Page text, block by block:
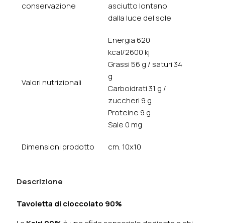
conservazione
asciutto lontano
dalla luce del sole
Valori nutrizionali
Energia 620
kcal/2600 kj
Grassi 56 g / saturi 34
g
Carboidrati 31 g /
zuccheri 9 g
Proteine 9 g
Sale 0 mg
Dimensioni prodotto cm. 10x10
Descrizione
Tavoletta di cioccolato 90%